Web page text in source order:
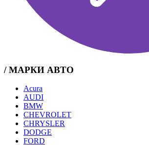
/ МАРКИ АВТО
Acura
AUDI
BMW
CHEVROLET
CHRYSLER
DODGE
FORD